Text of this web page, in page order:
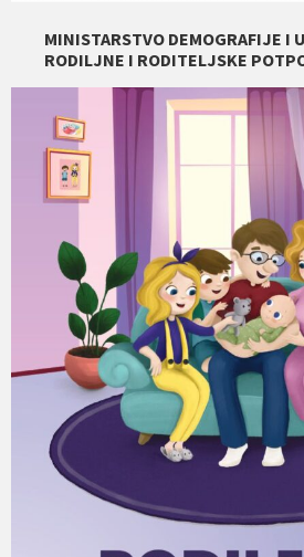
MINISTARSTVO DEMOGRAFIJE I
RODILJNE I RODITELJSKE